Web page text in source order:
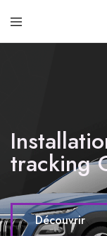
tracking
Découvrir